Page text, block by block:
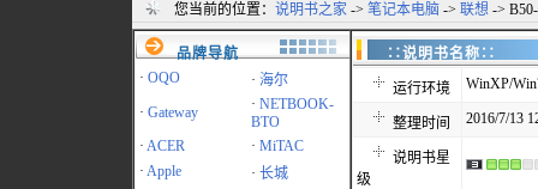
您当前的位置： 说明书之家 -> 笔记本电脑 -> 联想 ->
品牌导航
· OQO · 海尔
· Gateway · NETBOOK-
BTO
· ACER · MiTAC
· Apple · 长城
∷说明书名
运行环境 WinXP/
整理时间 2016/7/13
说明书星
级